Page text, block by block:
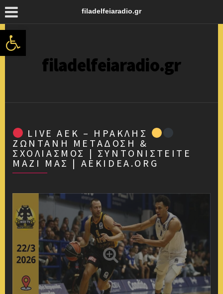
Ανοίξτε τη γραμμή εργαλείων
filadelfeiaradio.gr
filadelfeiaradio.gr
LIVE ΑΕΚ – ΗΡΑΚΛΉΣ
ΖΩΝΤΑΝΉ ΜΕΤΆΔΟΣΗ &
ΣΧΟΛΙΑΣΜΌΣ | ΣΥΝΤΟΝΙΣΤΕΊΤΕ
ΜΑΖΊ ΜΑΣ | AEKIDEA.ORG